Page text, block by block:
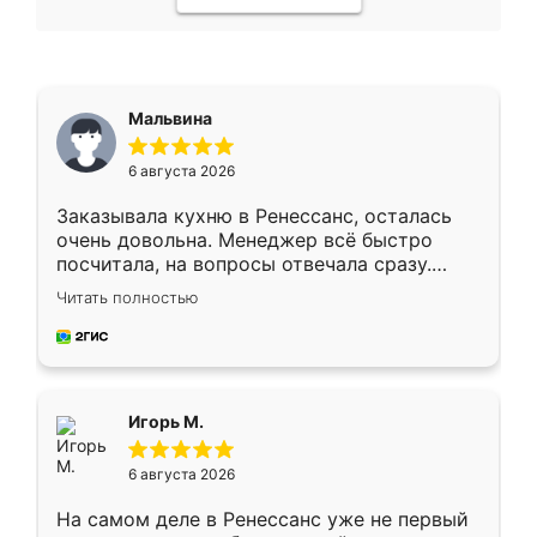
Мальвина
6 августа 2026
Заказывала кухню в Ренессанс, осталась
очень довольна. Менеджер всё быстро
посчитала, на вопросы отвечала сразу.
Замерщик приехал в субботу, подошёл к
делу со всей ответственностью. Собрали
за день, ребята работали аккуратно, даже
Читать полностью
Игорь М.
6 августа 2026
На самом деле в Ренессанс уже не первый